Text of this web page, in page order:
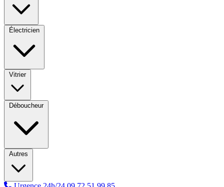
Électricien
Vitrier
Déboucheur
Autres